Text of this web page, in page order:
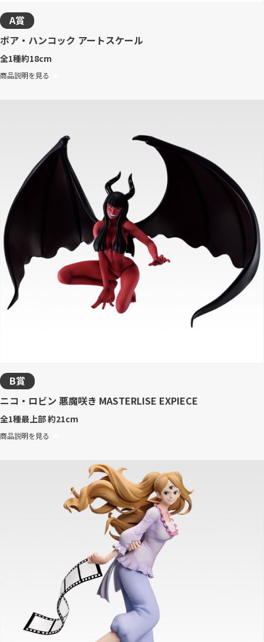
A賞
ボア・ハンコック アートスケール
全1種約18cm
商品説明を見る
B賞
ニコ・ロビン 悪魔咲き MASTERLISE EXPIECE
全1種最上部 約21cm
商品説明を見る